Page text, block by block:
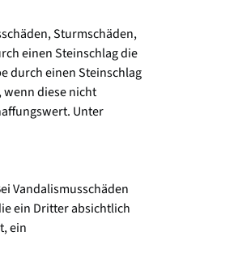
Sturmschäden,
einen Steinschlag die
durch einen Steinschlag
wenn diese nicht
Unter
Vandalismusschäden
ein Dritter absichtlich
ein